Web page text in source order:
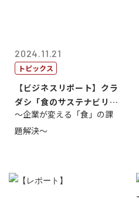
2024.11.21
トピックス
【ビジネスリポート】クラ
ダシ「食のサステナビリテ
ィ共創・協働...
～企業が変える「食」の課
題解決～